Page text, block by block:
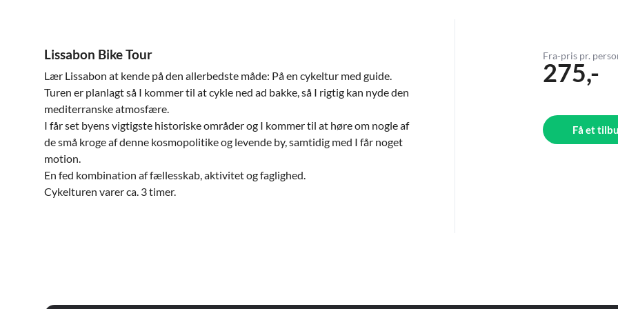
Lissabon Bike Tour
Lær Lissabon at kende på den allerbedste måde: På en cykeltur med guide.
Turen er planlagt så I kommer til at cykle ned ad bakke, så I rigtig kan nyde den
mediterranske atmosfære.
I får set byens vigtigste historiske områder og I kommer til at høre om nogle af
de små kroge af denne kosmopolitike og levende by, samtidig med I får noget
motion.
En fed kombination af fællesskab, aktivitet og faglighed.
Cykelturen varer ca. 3 timer.
Fra-pris pr.
275,-
Få et